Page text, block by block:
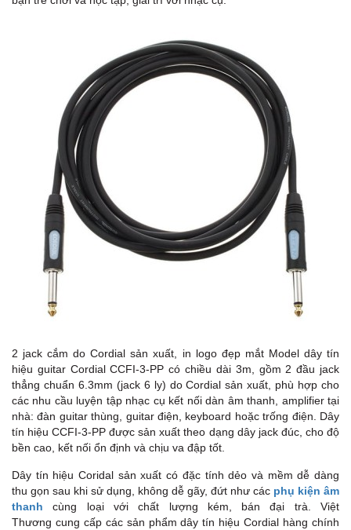
2 jack cắm do Cordial sản xuất, in logo đẹp mắt Model dây tín
hiệu guitar Cordial CCFI-3-PP có chiều dài 3m, gồm 2 đầu jack
thẳng chuẩn 6.3mm (jack 6 ly) do Cordial sản xuất, phù hợp cho
các nhu cầu luyện tập nhạc cụ kết nối dàn âm thanh, amplifier tại
nhà: đàn guitar thùng, guitar điện, keyboard hoặc trống điện. Dây
tín hiệu CCFI-3-PP được sản xuất theo dạng dây jack đúc, cho độ
bền cao, kết nối ổn định và chịu va đập tốt.
Dây tín hiệu Coridal sản xuất có đặc tính dẻo và mềm dễ dàng
thu gọn sau khi sử dụng, không dễ gãy, đứt như các phụ kiện âm
thanh cùng loại với chất lượng kém, bán đại trà. Việt
Thương cung cấp các sản phẩm dây tín hiệu Cordial hàng chính